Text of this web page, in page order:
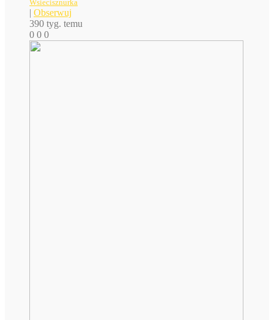
Wsiecisznurka
| Obserwuj
390 tyg. temu
0 0 0